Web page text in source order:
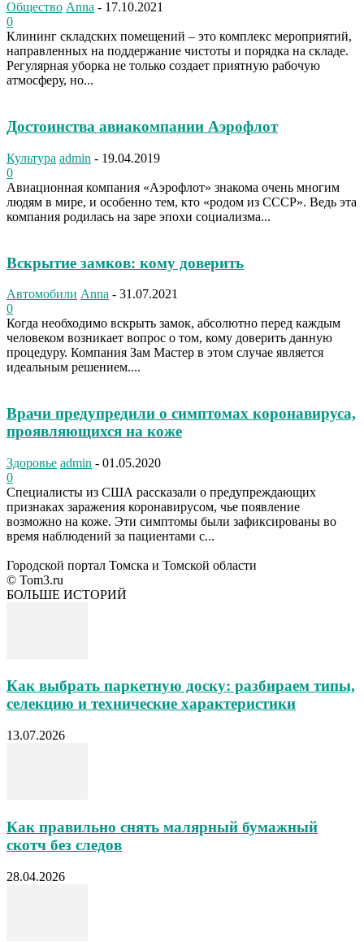
Общество Anna - 17.10.2021
0
Клининг складских помещений – это комплекс мероприятий,
направленных на поддержание чистоты и порядка на складе.
Регулярная уборка не только создает приятную рабочую
атмосферу, но...
Достоинства авиакомпании Аэрофлот
Культура admin - 19.04.2019
0
Авиационная компания «Аэрофлот» знакома очень многим
людям в мире, и особенно тем, кто «родом из СССР». Ведь эта
компания родилась на заре эпохи социализма...
Вскрытие замков: кому доверить
Автомобили Anna - 31.07.2021
0
Когда необходимо вскрыть замок, абсолютно перед каждым
человеком возникает вопрос о том, кому доверить данную
процедуру. Компания Зам Мастер в этом случае является
идеальным решением....
Врачи предупредили о симптомах коронавируса,
проявляющихся на коже
Здоровье admin - 01.05.2020
0
Специалисты из США рассказали о предупреждающих
признаках заражения коронавирусом, чье появление
возможно на коже. Эти симптомы были зафиксированы во
время наблюдений за пациентами с...
Городской портал Томска и Томской области
© Tom3.ru
БОЛЬШЕ ИСТОРИЙ
Как выбрать паркетную доску: разбираем типы,
селекцию и технические характеристики
13.07.2026
Как правильно снять малярный бумажный
скотч без следов
28.04.2026